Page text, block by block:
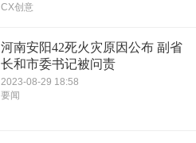
CX创意
河南安阳42死火灾原因公布 副省
长和市委书记被问责
2023-08-29 18:58
要闻